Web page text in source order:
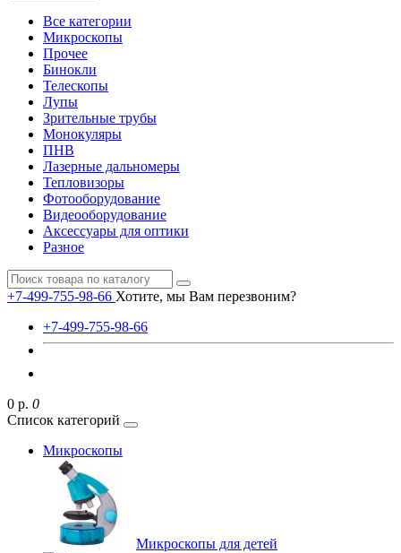
Все категории
Микроскопы
Прочее
Бинокли
Телескопы
Лупы
Зрительные трубы
Монокуляры
ПНВ
Лазерные дальномеры
Тепловизоры
Фотооборудование
Видеооборудование
Аксессуары для оптики
Разное
+7-499-755-98-66 Хотите, мы Вам перезвоним?
+7-499-755-98-66
0 р. 0
Список категорий
Микроскопы
Микроскопы для детей